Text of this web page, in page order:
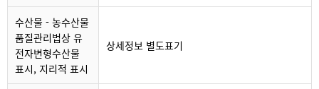
수산물 - 농수산물
품질관리법상 유
전자변형수산물
표시, 지리적 표시
상세정보 별도표기